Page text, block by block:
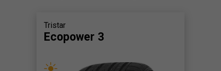
Tristar
Ecopower 3